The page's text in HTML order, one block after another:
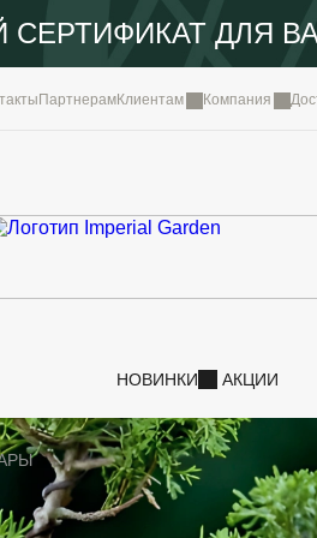
СЕРТИФИКАТ ДЛЯ
ПартнерамКлиентам Компания
НОВИНКИ АКЦИИ